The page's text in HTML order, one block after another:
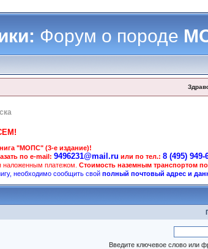
Форум о породе
"МОПС" (3-е издание)!
по e-mail:9496231@mail.ru или по тел.:8 (495) 949-
наложенным платежом.Стоимость наземным транспортом
необходимо сообщить свойполный почтовый адрес и
Введите ключевое слово или